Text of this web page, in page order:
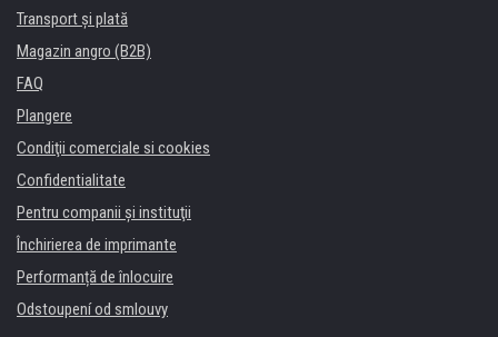
Transport şi plată
Magazin angro (B2B)
FAQ
Plangere
Condiţii comerciale si cookies
Confidentialitate
Pentru companii și instituţii
Închirierea de imprimante
Performanță de înlocuire
Odstoupení od smlouvy